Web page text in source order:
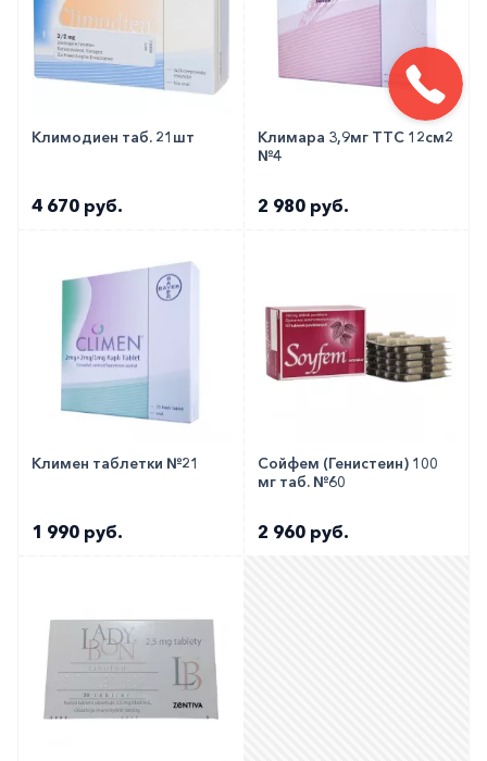
Климодиен таб. 21шт
4 670 руб.
Климара 3,9мг ТТС 12см2
№4
2 980 руб.
Климен таблетки №21
1 990 руб.
Сойфем (Генистеин) 100
мг таб. №60
2 960 руб.